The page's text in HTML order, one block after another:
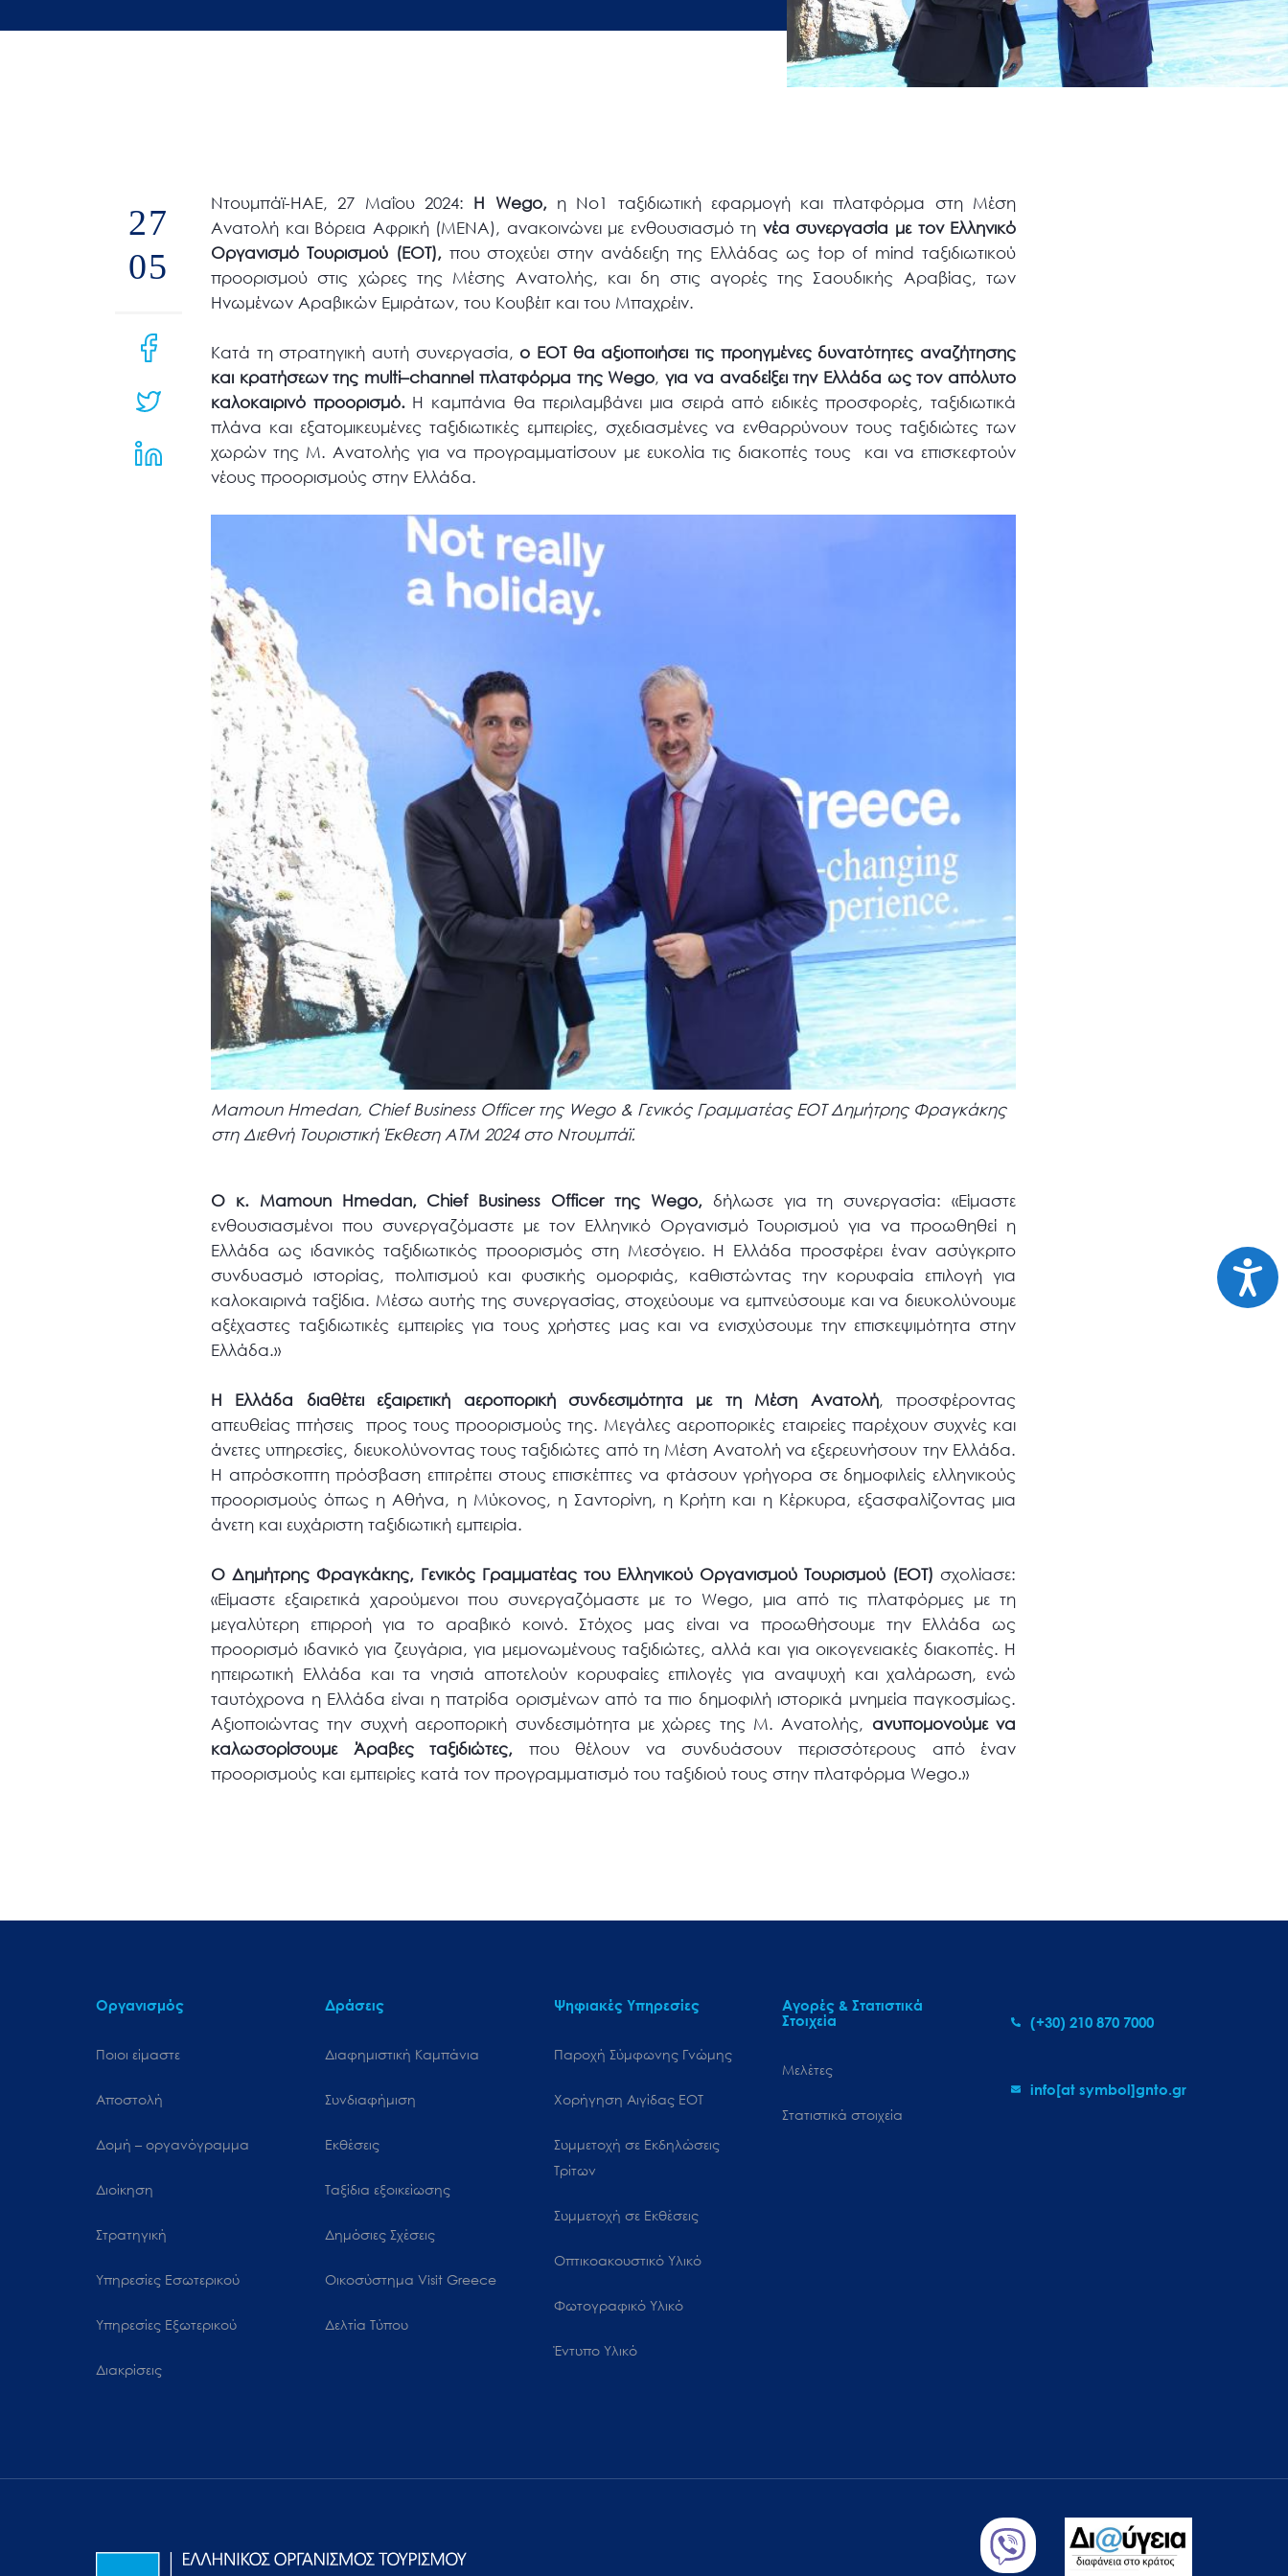
27
05
Ντουμπάϊ-ΗΑΕ, 27 Μαΐου 2024: Η Wego,η Νο1 ταξιδιωτική εφαρμογή και πλατφόρμα στη Μέση
Ανατολή και Βόρεια Αφρική (MENA), ανακοινώνει με ενθουσιασμό τη νέα συνεργασία με τον Ελληνικό
Οργανισμό Τουρισμού (ΕΟΤ),που στοχεύει στην ανάδειξη της Ελλάδας ως top of mind ταξιδιωτικού
προορισμού στις χώρες της Μέσης Ανατολής, και δη στις αγορές της Σαουδικής Αραβίας, των
Ηνωμένων Αραβικών Εμιράτων, του Κουβέιτ και του Μπαχρέιν.
Κατά τη στρατηγική αυτή συνεργασία,ο ΕΟΤ θα αξιοποιήσει τις προηγμένες δυνατότητες αναζήτησης
και κρατήσεων της multi–channel πλατφόρμα τηςWego,για να αναδείξει την Ελλάδα ως τον απόλυτο
καλοκαιρινό προορισμό.Η καμπάνια θα περιλαμβάνει μια σειρά από ειδικές προσφορές, ταξιδιωτικά
πλάνα και εξατομικευμένες ταξιδιωτικές εμπειρίες, σχεδιασμένες να ενθαρρύνουν τους ταξιδιώτες των
χωρών της Μ. Ανατολής για να προγραμματίσουν με ευκολία τις διακοπές τους και να επισκεφτούν
νέους προορισμούς στην Ελλάδα.
Mamoun Hmedan, Chief Business Officer της Wego & Γενικός Γραμματέας ΕΟΤ Δημήτρης Φραγκάκης
στη Διεθνή Τουριστική Έκθεση ΑΤΜ 2024 στο Ντουμπάϊ.
Ο κ. Mamoun Hmedan, Chief Business Officerτης Wego,δήλωσε για τη συνεργασία: «Είμαστε
ενθουσιασμένοι που συνεργαζόμαστε με τον Ελληνικό Οργανισμό Τουρισμού για να προωθηθεί η
Ελλάδα ως ιδανικός ταξιδιωτικός προορισμός στη Μεσόγειο. Η Ελλάδα προσφέρει έναν ασύγκριτο
συνδυασμό ιστορίας, πολιτισμού και φυσικής ομορφιάς, καθιστώντας την κορυφαία επιλογή για
καλοκαιρινά ταξίδια. Μέσω αυτής της συνεργασίας, στοχεύουμε να εμπνεύσουμε και να διευκολύνουμε
αξέχαστες ταξιδιωτικές εμπειρίες για τους χρήστες μας και να ενισχύσουμε την επισκεψιμότητα στην
Ελλάδα.»
Η Ελλάδα διαθέτει εξαιρετική αεροπορική συνδεσιμότητα με τη Μέση Ανατολή, προσφέροντας
απευθείας πτήσεις προς τους προορισμούς της. Μεγάλες αεροπορικές εταιρείες παρέχουν συχνές και
άνετες υπηρεσίες, διευκολύνοντας τους ταξιδιώτες από τη Μέση Ανατολή να εξερευνήσουν την Ελλάδα.
Η απρόσκοπτη πρόσβαση επιτρέπει στους επισκέπτες να φτάσουν γρήγορα σε δημοφιλείς ελληνικούς
προορισμούς όπως η Αθήνα, η Μύκονος, η Σαντορίνη, η Κρήτη και η Κέρκυρα, εξασφαλίζοντας μια
άνετη και ευχάριστη ταξιδιωτική εμπειρία.
Ο Δημήτρης Φραγκάκης, Γενικός Γραμματέας του Ελληνικού Οργανισμού Τουρισμού (ΕΟΤ) σχολίασε:
«Είμαστε εξαιρετικά χαρούμενοι που συνεργαζόμαστε με το Wego, μια από τις πλατφόρμες με τη
μεγαλύτερη επιρροή για το αραβικό κοινό. Στόχος μας είναι να προωθήσουμε την Ελλάδα ως
προορισμό ιδανικό για ζευγάρια, για μεμονωμένους ταξιδιώτες, αλλά και για οικογενειακές διακοπές. Η
ηπειρωτική Ελλάδα και τα νησιά αποτελούν κορυφαίες επιλογές για αναψυχή και χαλάρωση, ενώ
ταυτόχρονα η Ελλάδα είναι η πατρίδα ορισμένων από τα πιο δημοφιλή ιστορικά μνημεία παγκοσμίως.
Αξιοποιώντας την συχνή αεροπορική συνδεσιμότητα με χώρες της Μ. Ανατολής, ανυπομονούμε να
καλωσορίσουμε Άραβες ταξιδιώτες, που θέλουν να συνδυάσουν περισσότερους από έναν
προορισμούς και εμπειρίες κατά τον προγραμματισμό του ταξιδιού τους στην πλατφόρμα Wego.»
Οργανισμός
Ποιοι είμαστε
Αποστολή
Δομή – οργανόγραμμα
Διοίκηση
Στρατηγική
Υπηρεσίες Εσωτερικού
Υπηρεσίες Εξωτερικού
Διακρίσεις
Δράσεις
Διαφημιστική Καμπάνια
Συνδιαφήμιση
Εκθέσεις
Ταξίδια εξοικείωσης
Δημόσιες Σχέσεις
Oικοσύστημα Visit Greece
Δελτία Τύπου
Ψηφιακές Υπηρεσίες
Παροχή Σύμφωνης Γνώμης
Χορήγηση Αιγίδας ΕΟΤ
Συμμετοχή σε Εκδηλώσεις
Τρίτων
Συμμετοχή σε Εκθέσεις
Οπτικοακουστικό Υλικό
Φωτογραφικό Υλικό
Έντυπο Υλικό
Αγορές & Στατιστικά
Στοιχεία
Μελέτες
Στατιστικά στοιχεία
(+30) 210 870 7000
info[at symbol]gnto.gr